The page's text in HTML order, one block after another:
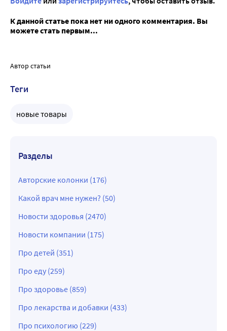
К данной статье пока нет ни одного комментария. Вы
можете стать первым...
Автор статьи
Теги
новые товары
Разделы
Авторские колонки (176)
Какой врач мне нужен? (50)
Новости здоровья (2470)
Новости компании (175)
Про детей (351)
Про еду (259)
Про здоровье (859)
Про лекарства и добавки (433)
Про психологию (229)